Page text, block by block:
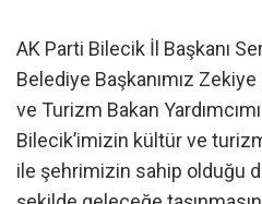
AK Parti Bilecik İl Başkanı
Belediye Başkanımız
ve Turizm Bakan
Bilecik’imizin kültür ve
ile şehrimizin sahip olduğu